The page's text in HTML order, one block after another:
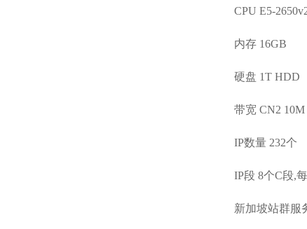
CPU E5-
内存 16GB
硬盘 1T HDD
带宽 CN2 10M
IP数量 232个
IP段 8个C段,
新加坡站群服